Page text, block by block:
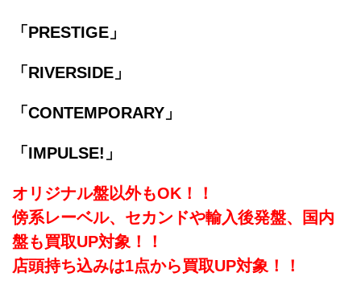
「PRESTIGE」
「RIVERSIDE」
「CONTEMPORARY」
「IMPULSE!」
オリジナル盤以外もOK！！
傍系レーベル、セカンドや輸入後発盤、国内
盤も買取UP対象！！
店頭持ち込みは1点から買取UP対象！！